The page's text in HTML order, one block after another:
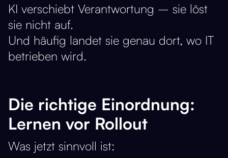
KI verschiebt Verantwortung – sie löst
sie nicht auf.
Und häufig landet sie genau dort, wo IT
betrieben wird.
Die richtige Einordnung:
Lernen vor Rollout
Was jetzt sinnvoll ist: